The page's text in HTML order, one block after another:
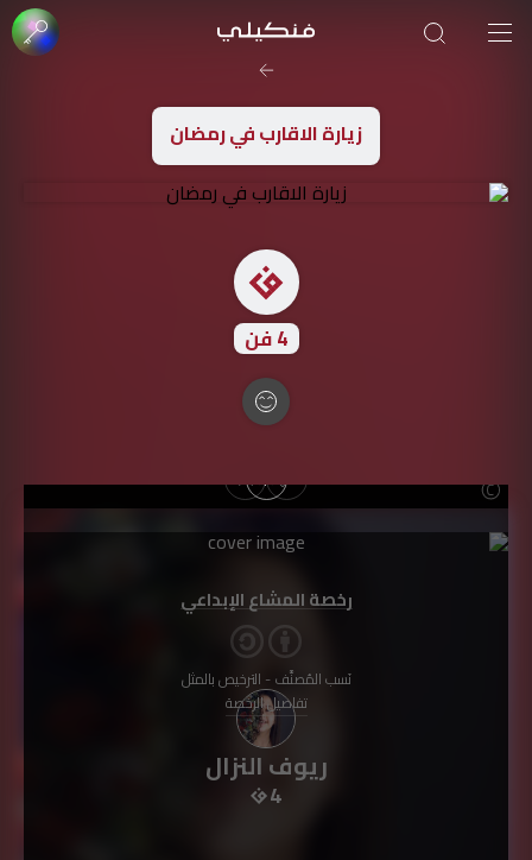
زيارة الاقارب في رمضان
4فن
ريوف النزال
4
رخصة المشاع الإبداعي
نَسب المُصنَّف - الترخيص بالمثل
تفاصيل الرخصة
صورة الغلاف من فن
SOUFIANE Abid